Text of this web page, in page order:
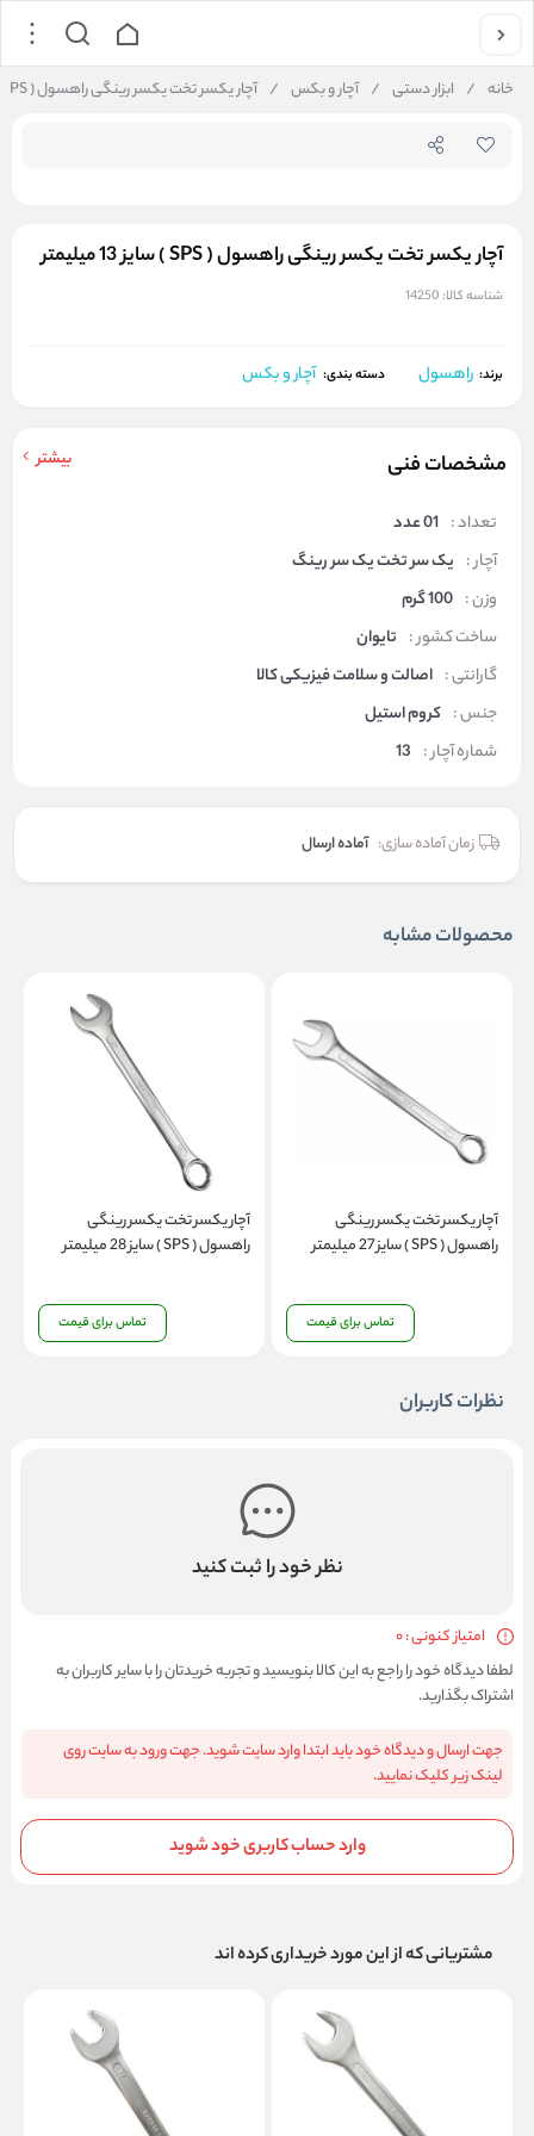
خانه / ابزار دستی / آچار و بکس / آچار یکسر تخت یکسر رینگی راهسول ( SPS ) سایز 13 میلیمتر
آچار یکسر تخت یکسر رینگی راهسول ( SPS ) سایز 13 میلیمتر
شناسه کالا: 14250
برند: راهسول دسته بندی: آچار و بکس
مشخصات فنی بیشتر
تعداد : 01 عدد
آچار : یک سر تخت یک سر رینگ
وزن : 100 گرم
ساخت کشور : تایوان
گارانتی : اصالت و سلامت فیزیکی کالا
جنس : کروم استیل
شماره آچار : 13
زمان آماده سازی: آماده ارسال
محصولات مشابه
آچار یکسر تخت یکسر رینگی
راهسول ( SPS ) سایز 27 میلیمتر
تماس برای قیمت
آچار یکسر تخت یکسر رینگی
راهسول ( SPS ) سایز 28 میلیمتر
تماس برای قیمت
نظرات کاربران
نظر خود را ثبت کنید
امتیاز کنونی : 0
لطفا دیدگاه خود را راجع به این کالا بنویسید و تجربه خریدتان را با سایر کاربران به
اشتراک بگذارید.
جهت ارسال و دیدگاه خود باید ابتدا وارد سایت شوید. جهت ورود به سایت روی
لینک زیر کلیک نمایید.
وارد حساب کاربری خود شوید
مشتریانی که از این مورد خریداری کرده اند